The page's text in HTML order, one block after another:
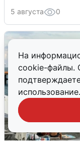
На
cookie-файлы.
использование.
5 августа 0